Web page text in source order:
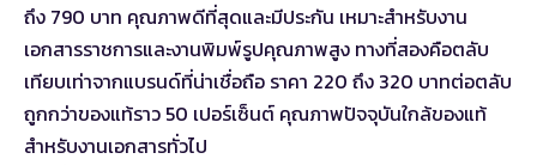
ถึง 790 บาท คุณภาพดีที่สุดและมีประกัน เหมาะสำหรับงาน
เอกสารราชการและงานพิมพ์รูปคุณภาพสูง ทางที่สองคือตลับ
เทียบเท่าจากแบรนด์ที่น่าเชื่อถือ ราคา 220 ถึง 320 บาทต่อตลับ
ถูกกว่าของแท้ราว 50 เปอร์เซ็นต์ คุณภาพปัจจุบันใกล้ของแท้
สำหรับงานเอกสารทั่วไป